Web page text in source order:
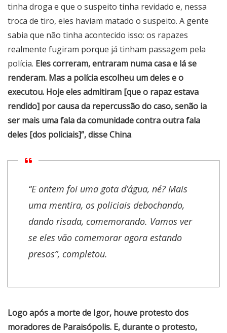
tinha droga e que o suspeito tinha revidado e, nessa
troca de tiro, eles haviam matado o suspeito. A gente
sabia que não tinha acontecido isso: os rapazes
realmente fugiram porque já tinham passagem pela
polícia. Eles correram, entraram numa casa e lá se
renderam. Mas a polícia escolheu um deles e o
executou. Hoje eles admitiram [que o rapaz estava
rendido] por causa da repercussão do caso, senão ia
ser mais uma fala da comunidade contra outra fala
deles [dos policiais]”, disse China.
“E ontem foi uma gota d’água, né? Mais
uma mentira, os policiais debochando,
dando risada, comemorando. Vamos ver
se eles vão comemorar agora estando
presos”, completou.
Logo após a morte de Igor, houve protesto dos
moradores de Paraisópolis. E, durante o protesto,